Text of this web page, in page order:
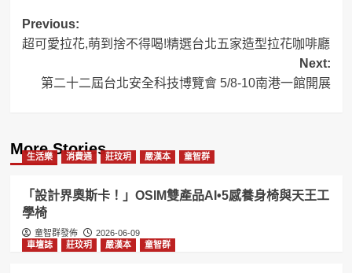
Post
navigation
Previous:
超可愛拉花,萌到捨不得喝!精選台北五家造型拉花咖啡廳
Next:
第二十二屆台北安全科技博覽會 5/8-10南港一館開展
More Stories
生活樂 消費通 莊玟玥 嚴漢本 童智群
「設計界奧斯卡！」OSIM雙產品AI•5感養身椅與天王工
學椅
童智群發佈
2026-06-09
車壇誌
莊玟玥 嚴漢本 童智群